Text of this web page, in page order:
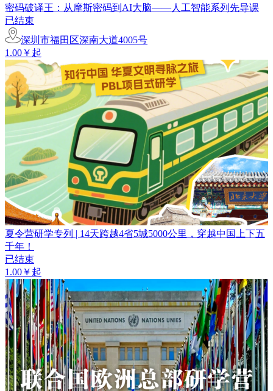
密码破译王：从摩斯密码到AI大脑——人工智能系列先导课
已结束
深圳市福田区深南大道4005号
1.00￥起
夏令营研学专列 | 14天跨越4省5城5000公里，穿越中国上下五
千年！
已结束
1.00￥起